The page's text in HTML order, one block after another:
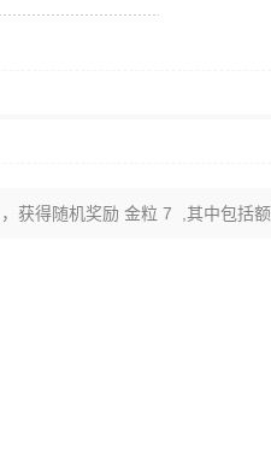
，获得随机奖励 金粒 7 ,其中包括额